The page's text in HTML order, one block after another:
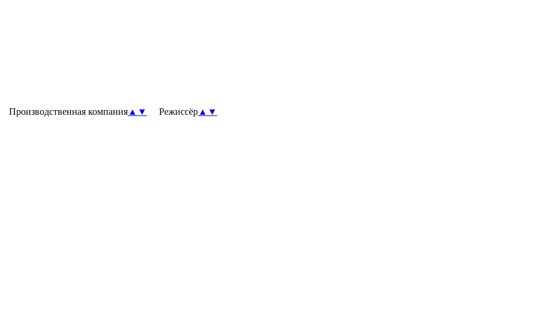
Производственная компания ▲ ▼ Режиссёр ▲ ▼